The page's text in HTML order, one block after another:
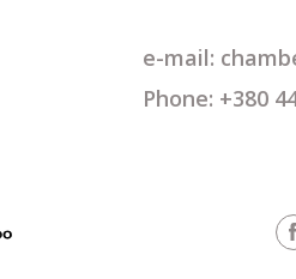
e-mail:
Phone: +380